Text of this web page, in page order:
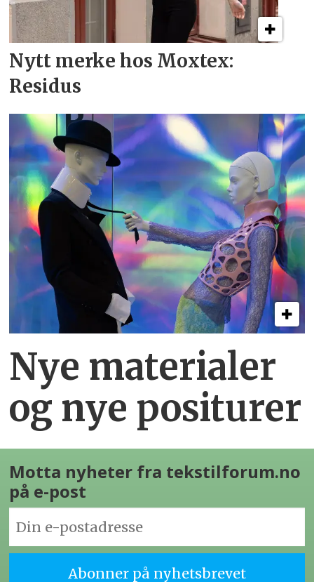
Nytt merke hos Moxtex:
Residus
Nye materialer
og nye positurer
Motta nyheter fra tekstilforum.no
på e-post